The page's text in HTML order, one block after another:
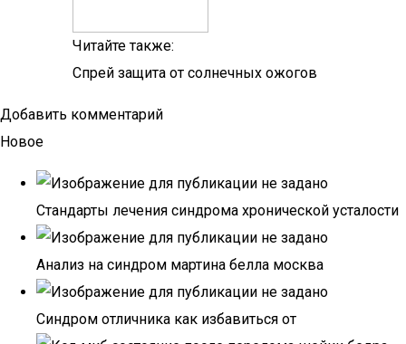
Читайте также:
Спрей защита от солнечных ожогов
Добавить комментарий
Новое
Стандарты лечения синдрома хронической усталости
Анализ на синдром мартина белла москва
Синдром отличника как избавиться от